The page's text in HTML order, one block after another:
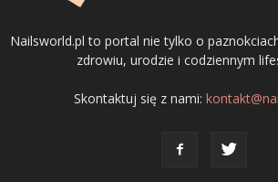
Nailsworld.pl to portal nie tylko o
zdrowiu, urodzie i codziennym
Skontaktuj się z nami: